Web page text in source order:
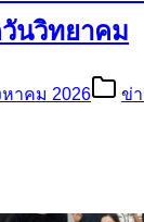
นวิทยาคม
หาคม 2026
ข่